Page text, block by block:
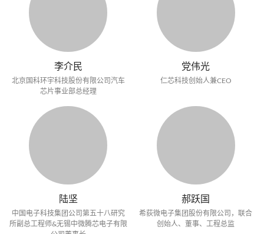
李介民
北京国科环宇科技股份有限公司汽车
芯片事业部总经理
党伟光
仁芯科技创始人兼CEO
陆坚
中国电子科技集团公司第五十八研究
所副总工程师&无锡中微腾芯电子有限
郝跃国
希荻微电子集团股份有限公司，联合
创始人、董事、工程总监